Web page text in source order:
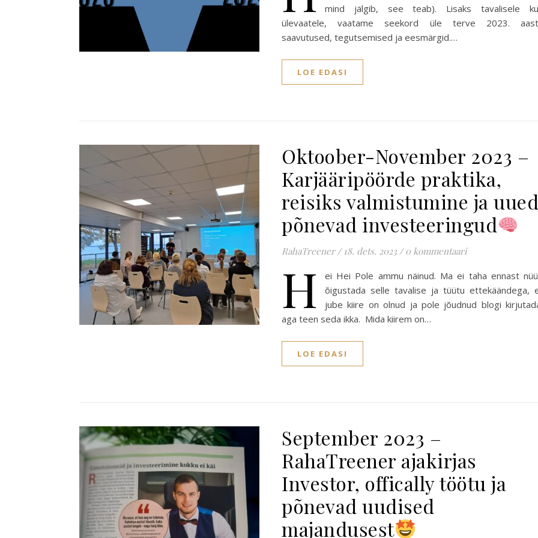
mind jälgib, see teab). Lisaks tavalisele
ülevaatele, vaatame seekord üle terve 2023.
saavutused, tegutsemised ja eesmärgid.…
LOE EDASI
Oktoober-November 2023 –
Karjääripöörde praktika,
reisiks valmistumine ja uued
põnevad investeeringud
RahaTreener / 18. dets. 2023 / 0 kommentaari
H
ei Hei Pole ammu näinud. Ma ei taha ennast
õigustada selle tavalise ja tüütu ettekäändega,
jube kiire on olnud ja pole jõudnud blogi
aga teen seda ikka. Mida kiirem on…
LOE EDASI
September 2023 –
RahaTreener ajakirjas
Investor, offically töötu ja
põnevad uudised
majandusest